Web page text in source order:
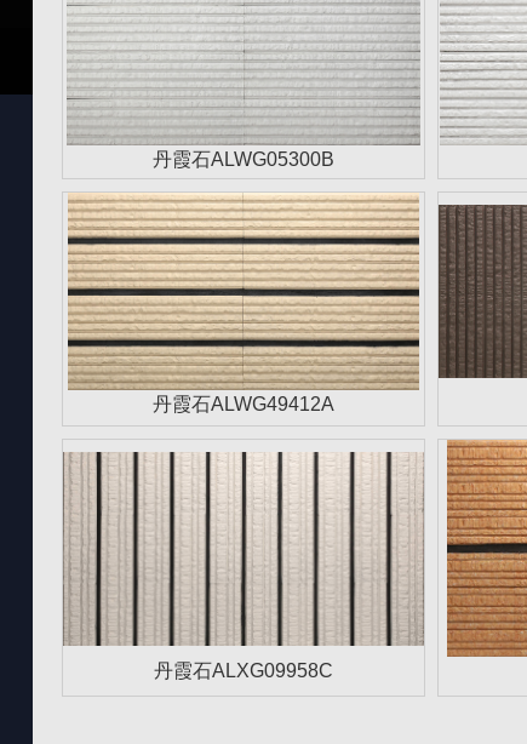
丹霞石ALWG05300B
丹霞石ALWG49412A
丹霞石ALXG09958C